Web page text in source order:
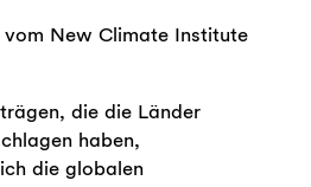
New Climate Institute
die die Länder
haben,
die globalen